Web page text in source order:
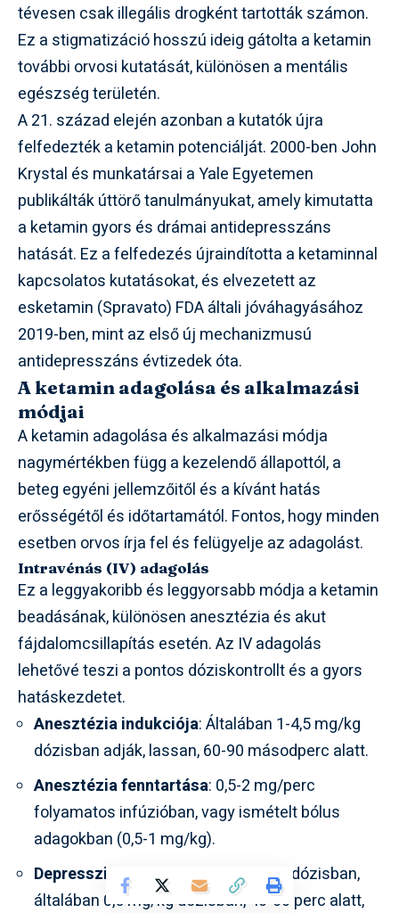
tévesen csak illegális drogként tartották számon.
Ez a stigmatizáció hosszú ideig gátolta a ketamin
további orvosi kutatását, különösen a mentális
egészség területén.
A 21. század elején azonban a kutatók újra
felfedezték a ketamin potenciálját. 2000-ben John
Krystal és munkatársai a Yale Egyetemen
publikálták úttörő tanulmányukat, amely kimutatta
a ketamin gyors és drámai antidepresszáns
hatását. Ez a felfedezés újraindította a ketaminnal
kapcsolatos kutatásokat, és elvezetett az
esketamin (Spravato) FDA általi jóváhagyásához
2019-ben, mint az első új mechanizmusú
antidepresszáns évtizedek óta.
A ketamin adagolása és alkalmazási
módjai
A ketamin adagolása és alkalmazási módja
nagymértékben függ a kezelendő állapottól, a
beteg egyéni jellemzőitől és a kívánt hatás
erősségétől és időtartamától. Fontos, hogy minden
esetben orvos írja fel és felügyelje az adagolást.
Intravénás (IV) adagolás
Ez a leggyakoribb és leggyorsabb módja a ketamin
beadásának, különösen anesztézia és akut
fájdalomcsillapítás esetén. Az IV adagolás
lehetővé teszi a pontos dóziskontrollt és a gyors
hatáskezdetet.
Anesztézia indukciója: Általában 1-4,5 mg/kg
dózisban adják, lassan, 60-90 másodperc alatt.
Anesztézia fenntartása: 0,5-2 mg/perc
folyamatos infúzióban, vagy ismételt bólus
adagokban (0,5-1 mg/kg).
Depresszió kezelése
: Alacsonyabb dózisban,
általában 0,5 mg/kg dózisban, 40-60 perc alatt,